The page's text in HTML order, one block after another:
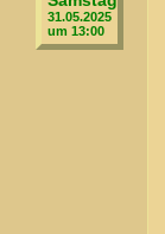
31.05.2025
um 13:00